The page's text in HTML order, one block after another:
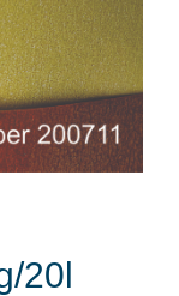
20l